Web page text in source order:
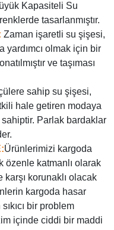
Kapasiteli Su
tasarlanmıştır.
Zaman işaretli su şişesi,
yardımcı olmak için bir
ve taşıması
sahip su şişesi,
hale getiren modaya
Parlak bardaklar
Ürünlerimizi kargoda
özenle katmanlı olarak
karşı korunaklı olacak
kargoda hasar
bir problem
içinde ciddi bir maddi